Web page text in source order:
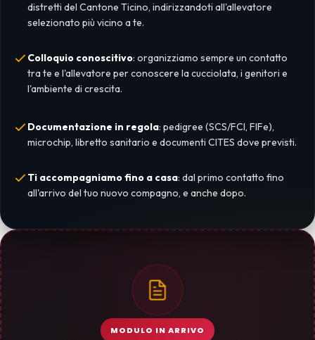
distretti del Cantone Ticino, indirizzandoti all'allevatore
selezionato più vicino a te.
Colloquio conoscitivo: organizziamo sempre un contatto
tra te e l'allevatore per conoscere la cucciolata, i genitori e
l'ambiente di crescita.
Documentazione in regola: pedigree (SCS/FCI, FIFe),
microchip, libretto sanitario e documenti CITES dove previsti.
Ti accompagniamo fino a casa: dal primo contatto fino
all'arrivo del tuo nuovo compagno, e anche dopo.
MODULO IN ARRIVO